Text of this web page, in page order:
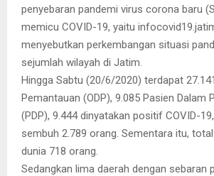
penyebaran pandemi virus corona baru
memicu COVID-19, yaitu
menyebutkan perkembangan situasi
sejumlah wilayah di Jatim.
Hingga Sabtu (20/6/2020) terdapat
Pemantauan (ODP), 9.085 Pasien Dalam
(PDP), 9.444 dinyatakan positif COVID-
sembuh 2.789 orang. Sementara itu,
dunia 718 orang.
Sedangkan lima daerah dengan sebaran